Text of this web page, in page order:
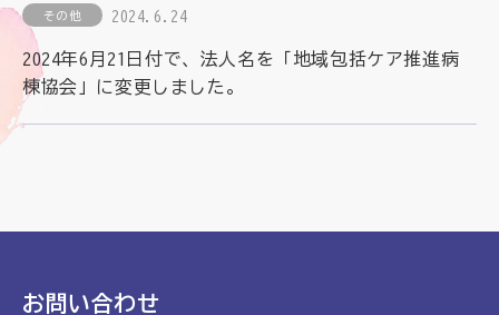
その他 2024.6.24
2024年6月21日付で、法人名を「地域包括ケア推進病
棟協会」に変更しました。
お問い合わせ